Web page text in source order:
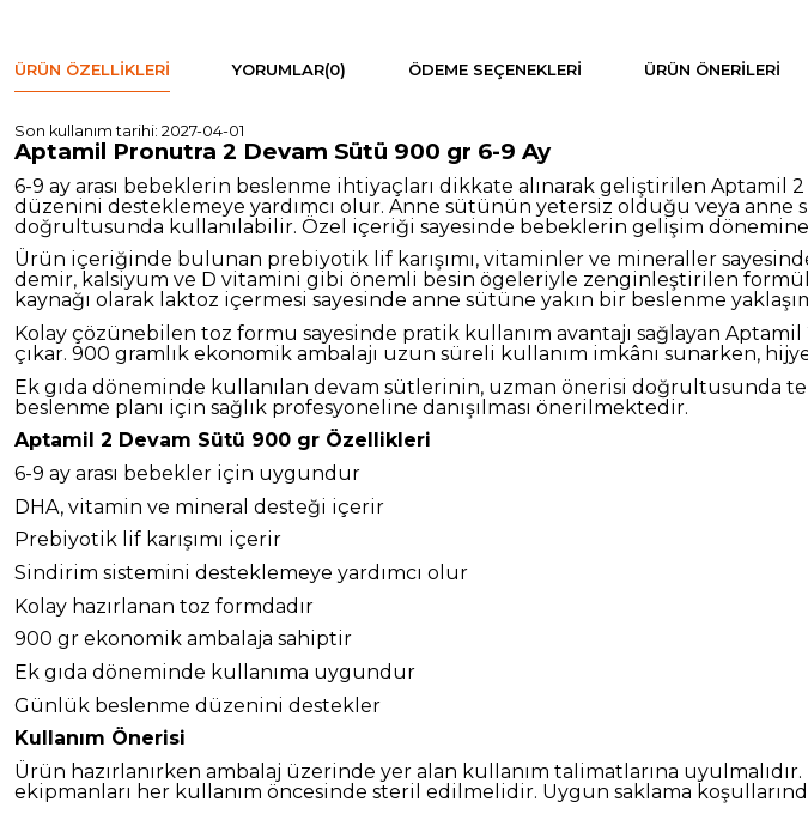
ÜRÜN ÖZELLIKLERI YORUMLAR(0) ÖDEME SEÇENEKLERI ÜRÜN ÖNERILERI
Son kullanım tarihi: 2027-04-01
Aptamil Pronutra 2 Devam Sütü 900 gr 6-9 Ay
6-9 ay arası bebeklerin beslenme ihtiyaçları dikkate alınarak geliştirilen
düzenini desteklemeye yardımcı olur. Anne sütünün yetersiz olduğu veya
doğrultusunda kullanılabilir. Özel içeriği sayesinde bebeklerin gelişim dönemine
Ürün içeriğinde bulunan prebiyotik lif karışımı, vitaminler ve mineraller
demir, kalsiyum ve D vitamini gibi önemli besin ögeleriyle zenginleştirilen
kaynağı olarak laktoz içermesi sayesinde anne sütüne yakın bir beslenme
Kolay çözünebilen toz formu sayesinde pratik kullanım avantajı sağlayan
çıkar. 900 gramlık ekonomik ambalajı uzun süreli kullanım imkânı sunarken,
Ek gıda döneminde kullanılan devam sütlerinin, uzman önerisi doğrultusunda
beslenme planı için sağlık profesyoneline danışılması önerilmektedir.
Aptamil 2 Devam Sütü 900 gr Özellikleri
6-9 ay arası bebekler için uygundur
DHA, vitamin ve mineral desteği içerir
Prebiyotik lif karışımı içerir
Sindirim sistemini desteklemeye yardımcı olur
Kolay hazırlanan toz formdadır
900 gr ekonomik ambalaja sahiptir
Ek gıda döneminde kullanıma uygundur
Günlük beslenme düzenini destekler
Kullanım Önerisi
Ürün hazırlanırken ambalaj üzerinde yer alan kullanım talimatlarına
ekipmanları her kullanım öncesinde steril edilmelidir. Uygun saklama